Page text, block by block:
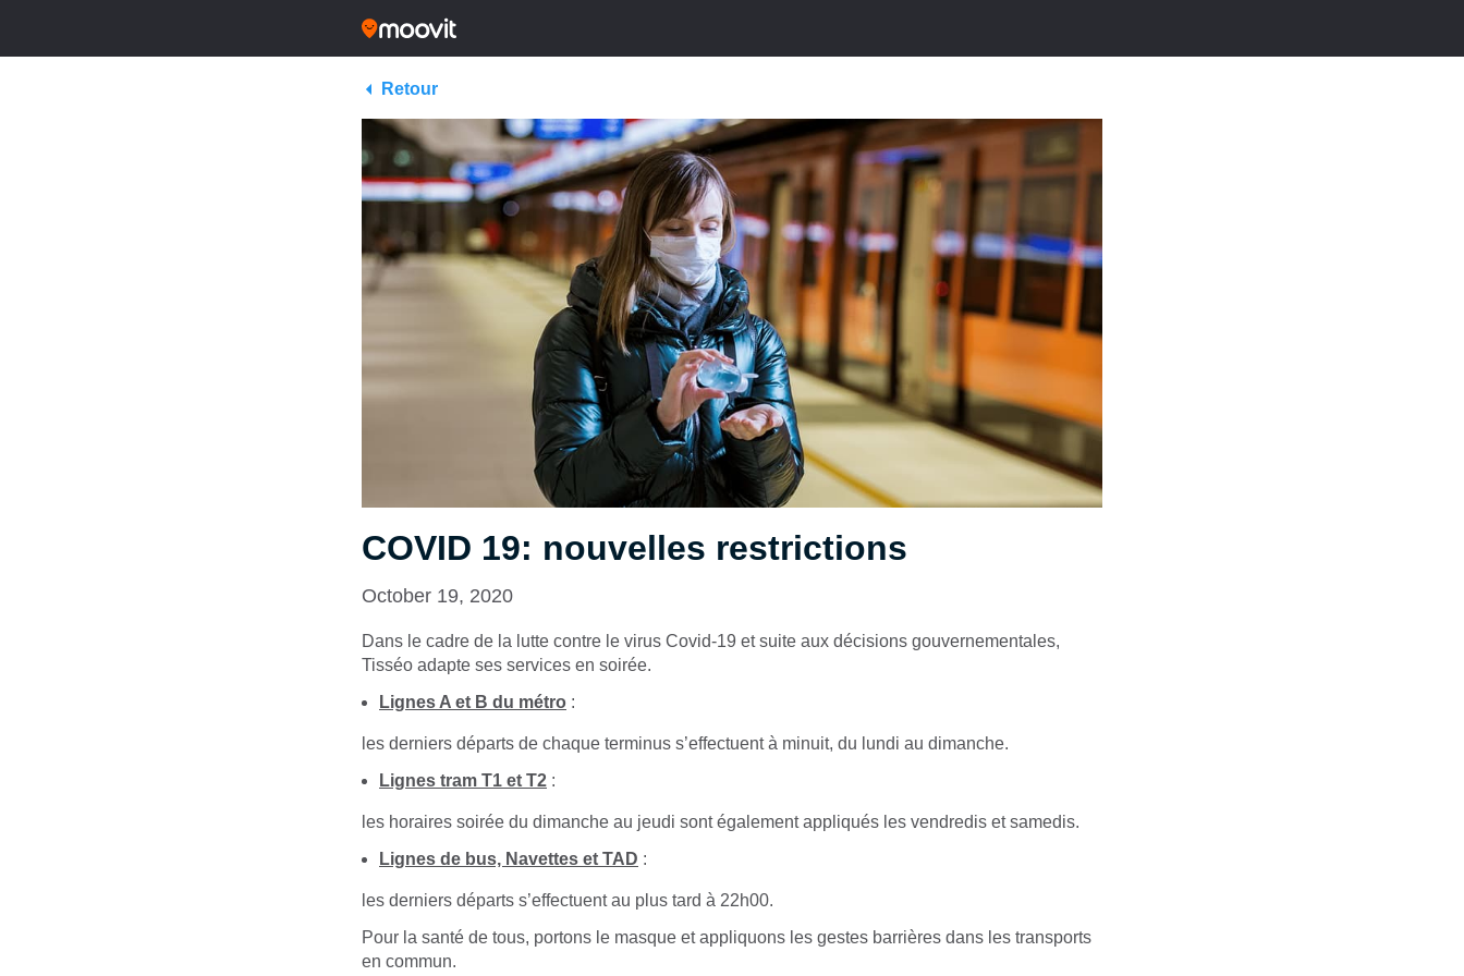
Retour
COVID 19: nouvelles restrictions
October 19, 2020
Dans le cadre de la lutte contre le virus Covid-19 et suite aux décisions gouvernementales,
Tisséo adapte ses services en soirée.
Lignes A et B du métro :
les derniers départs de chaque terminus s’effectuent à minuit, du lundi au dimanche.
Lignes tram T1 et T2 :
les horaires soirée du dimanche au jeudi sont également appliqués les vendredis et samedis.
Lignes de bus, Navettes et TAD :
les derniers départs s’effectuent au plus tard à 22h00.
Pour la santé de tous, portons le masque et appliquons les gestes barrières dans les transports
en commun.